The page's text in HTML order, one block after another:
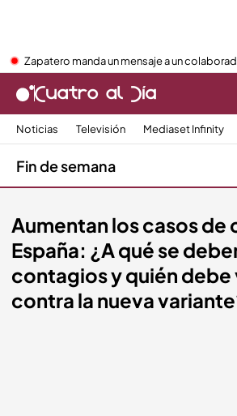
Zapatero manda un mensaje a un
Noticias Televisión Mediaset Infinity
Fin de semana
Aumentan los casos de
España: ¿A qué se
contagios y quién debe
contra la nueva